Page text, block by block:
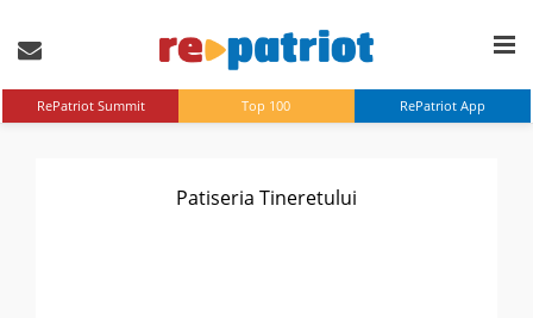
RePatriot Summit Top 100 RePatriot App
Patiseria Tineretului